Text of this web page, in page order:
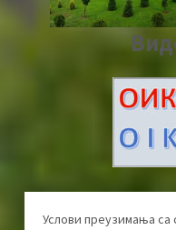
Услови преузимања са